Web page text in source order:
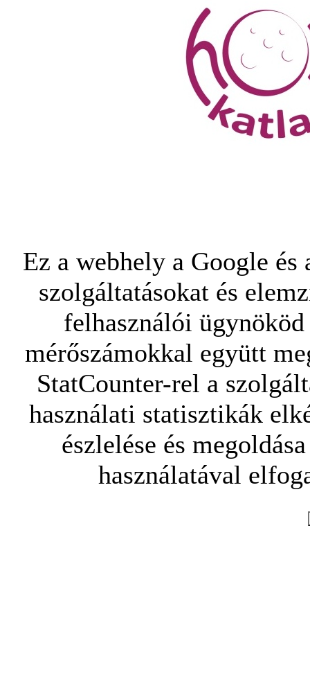
Ez a webhely a Google
szolgáltatásokat és
felhasználói
mérőszámokkal együtt
StatCounter-rel a
használati statisztikák
észlelése és
használatával